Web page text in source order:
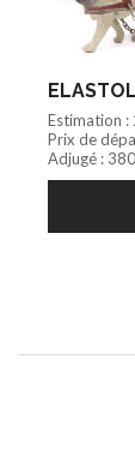
Estimation
Prix de
Adjugé :